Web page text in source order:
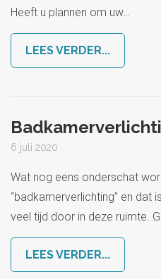
Heeft u plannen om uw…
LEES VERDER...
6 juli 2020
Wat nog eens onderschat
“badkamerverlichting” en dat
veel tijd door in deze ruimte.
LEES VERDER...